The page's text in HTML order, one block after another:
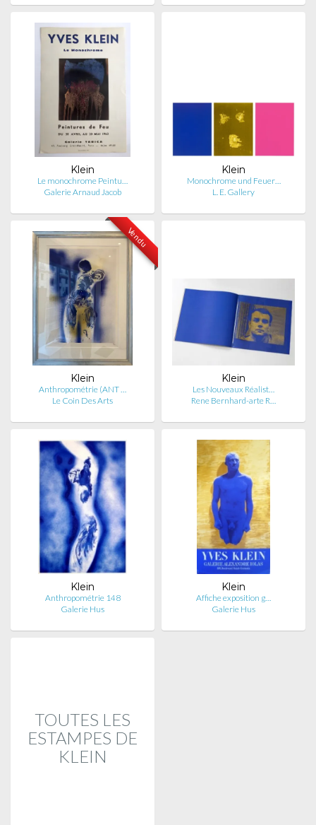
Klein
Le monochrome Peintu…
Galerie Arnaud Jacob
Klein
Monochrome und Feuer…
L. E. Gallery
Vendu
Klein
Anthropométrie (ANT …
Le Coin Des Arts
Klein
Les Nouveaux Réalist…
Rene Bernhard-arte R…
Klein
Anthropométrie 148
Galerie Hus
Klein
Affiche exposition g…
Galerie Hus
TOUTES LES
ESTAMPES DE
KLEIN